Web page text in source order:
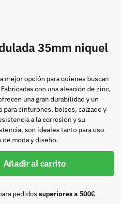
35mm niquel
mejor opción para quienes buscan
con una aleación de zinc,
una gran durabilidad y un
para cinturones, bolsos, calzado y
a la corrosión y su
son ideales tanto para uso
moda y diseño.
Añadir al carrito
pedidos superiores a 500€